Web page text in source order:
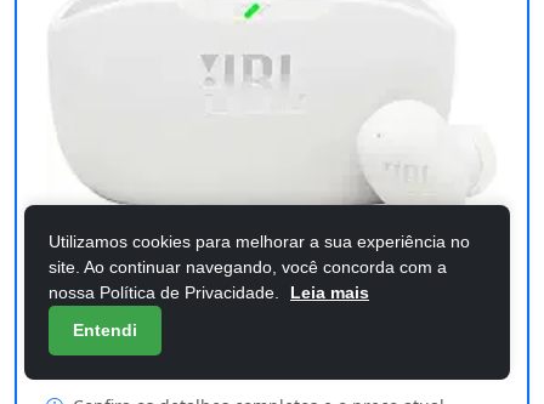
JBL, Fone de Ouvido Sem Fio, JBL,
Bluetooth, Wave Buds 2, Intra Auricu
Utilizamos cookies para melhorar a sua experiência no
site. Ao continuar navegando, você concorda com a
nossa Política de Privacidade.
Leia mais
Entendi